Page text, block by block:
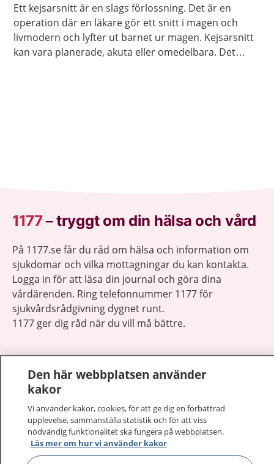
Ett kejsarsnitt är en slags förlossning. Det är en
operation där en läkare gör ett snitt i magen och
livmodern och lyfter ut barnet ur magen. Kejsarsnitt
kan vara planerade, akuta eller omedelbara. Det
1177–tryggt om din hälsa och vård
På 1177.se får du råd om hälsa och information om
sjukdomar och vilka mottagningar du kan kontakta.
Logga in för att läsa din journal och göra dina
vårdärenden. Ring telefonnummer 1177 för
sjukvårdsrådgivning dygnet runt.
1177 ger dig råd när du vill må bättre.
1177 på flera språk
Om 1177
Den här webbplatsen använder
kakor
Vi använder kakor, cookies, för att ge dig en förbättrad
upplevelse, sammanställa statistik och för att viss
nödvändig funktionalitet ska fungera på webbplatsen.
Läs mer om hur vi använder kakor